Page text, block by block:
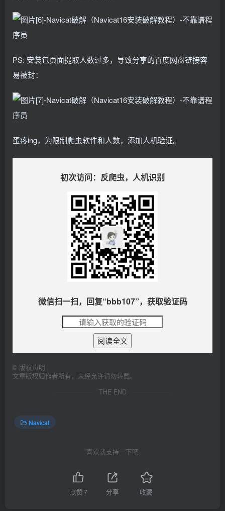
PS: 安装包页面提取人数过多，导致分享的百度网盘链接容
易被封：
蛋疼ing，为限制爬虫软件和人数，添加人机验证。
初次访问：反爬虫，人机识别
微信扫一扫，回复“bbb107”，获取验证码
© 版权声明
文章版权归作者所有，未经允许请勿转载。
THE END
Navicat
喜欢就支持一下吧
点赞7 分享 收藏